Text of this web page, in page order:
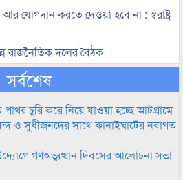
যোগদান করতে দেওয়া হবে না : স্বরাষ্ট্র
রাজনৈতিক দলের বৈঠক
সর্বশেষ
চুরি করে নিয়ে যাওয়া হচ্ছে আটগ্রামে
ও সুধীজনদের সাথে কানাইঘাটের নবাগত
গণঅভ্যুত্থান দিবসের আলোচনা সভা